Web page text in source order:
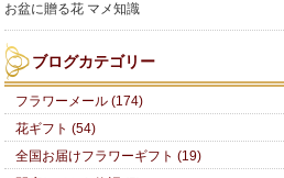
お盆に贈る花 マメ知識
ブログカテゴリー
フラワーメール (174)
花ギフト (54)
全国お届けフラワーギフト (19)